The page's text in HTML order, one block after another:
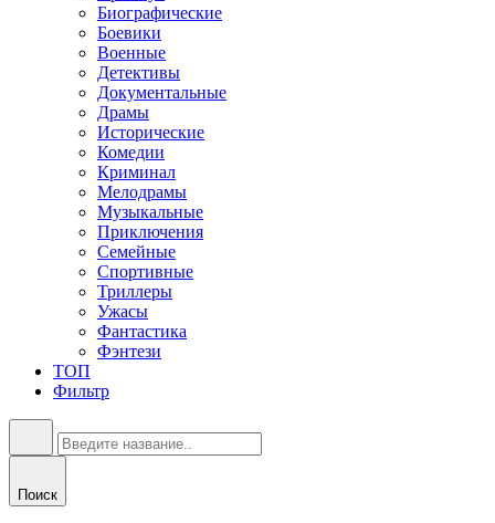
Биографические
Боевики
Военные
Детективы
Документальные
Драмы
Исторические
Комедии
Криминал
Мелодрамы
Музыкальные
Приключения
Семейные
Спортивные
Триллеры
Ужасы
Фантастика
Фэнтези
ТОП
Фильтр
Поиск